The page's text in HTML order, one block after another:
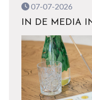
07-07-2026
IN DE MEDIA